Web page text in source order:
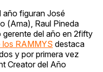
año figuran José
(Ama), Raul Pineda
del año en 2fifty
RAMMYS destaca
y por primera vez
Creator del Año